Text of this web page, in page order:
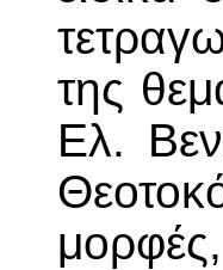
της
Ελ.